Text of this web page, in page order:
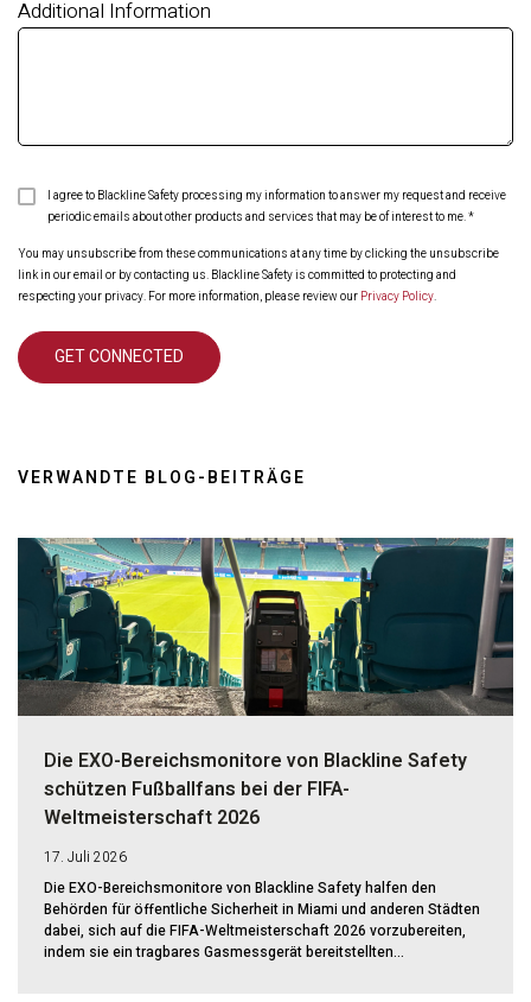
Additional Information
I agree to Blackline Safety processing my information to answer my request and receive
periodic emails about other products and services that may be of interest to me.*
You may unsubscribe from these communications at any time by clicking the unsubscribe
link in our email or by contacting us. Blackline Safety is committed to protecting and
respecting your privacy. For more information, please review our Privacy Policy.
VERWANDTE BLOG-BEITRÄGE
Die EXO-Bereichsmonitore von Blackline Safety
schützen Fußballfans bei der FIFA-
Weltmeisterschaft 2026
17. Juli 2026
Die EXO-Bereichsmonitore von Blackline Safety halfen den
Behörden für öffentliche Sicherheit in Miami und anderen Städten
dabei, sich auf die FIFA-Weltmeisterschaft 2026 vorzubereiten,
indem sie ein tragbares Gasmessgerät bereitstellten...